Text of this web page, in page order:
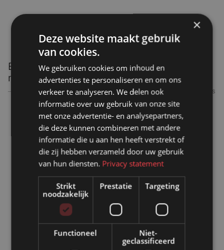
EUDR en verpakkingen: wat betekent deze
nieuwe wetgeving voor jou?
NIEUWS
De verpakkingsafdeling
×
Deze website maakt gebruik
van cookies.
We gebruiken cookies om inhoud en
advertenties te personaliseren en om ons
verkeer te analyseren. We delen ook
informatie over uw gebruik van onze site
met onze advertentie- en analysepartners,
die deze kunnen combineren met andere
informatie die u aan hen heeft verstrekt of
die zij hebben verzameld door uw gebruik
van hun diensten. Privacy statement
Strikt
noodzakelijk
Prestatie Targeting
Functioneel
Niet-
geclassificeerd